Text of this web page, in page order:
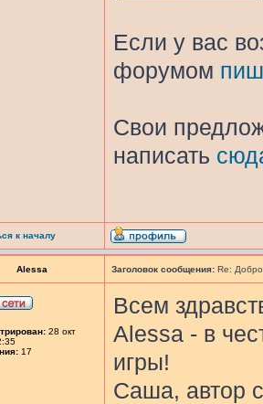
Если у вас
форумом
Свои
написать
к началу
Alessa Заголовок сообщения: Re:
28 окт
17
Всем
Alessa - в
игры!
Саша, автор